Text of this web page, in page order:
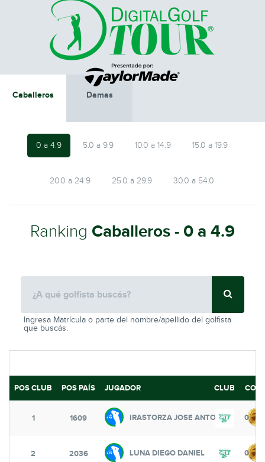
Caballeros Damas
0 a 4.9 5.0 a 9.9 10.0 a 14.9 15.0 a 19.9
20.0 a 24.9 25.0 a 29.9 30.0 a 54.0
Ranking Caballeros - 0 a 4.9
Ingresa Matrícula o parte del nombre/apellido del golfista
que buscás.
POS CLUB POS PAÍS JUGADOR CLUB
1 1609 IRASTORZA JOSE ANTONIO 0
2 2036 LUNA DIEGO DANIEL 0